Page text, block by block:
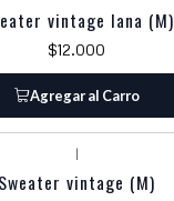
vintage lana (M)
$12.000
Agregar al Carro
|
Sweater vintage (M)